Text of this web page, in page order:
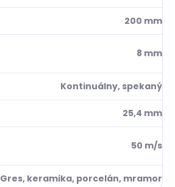
200 mm
8 mm
Kontinuálny, spekaný
25,4 mm
50 m/s
Gres, keramika, porcelán, mramor